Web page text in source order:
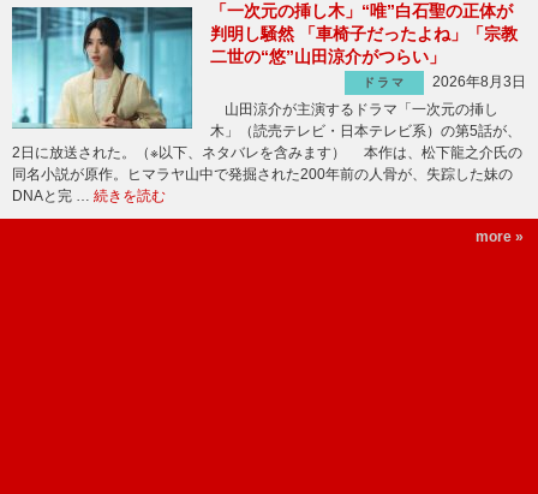
「一次元の挿し木」“唯”白石聖の正体が
判明し騒然 「車椅子だったよね」「宗教
二世の“悠”山田涼介がつらい」
ドラマ
2026年8月3日
山田涼介が主演するドラマ「一次元の挿し
木」（読売テレビ・日本テレビ系）の第5話が、
2日に放送された。（※以下、ネタバレを含みます） 本作は、松下龍之介氏の
同名小説が原作。ヒマラヤ山中で発掘された200年前の人骨が、失踪した妹の
DNAと完 … 続きを読む
more »